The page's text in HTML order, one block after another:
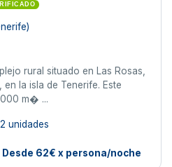
rural situado en Las Rosas,
la isla de Tenerife. Este
m� ...
2 unidades
Desde 62€ x persona/noche